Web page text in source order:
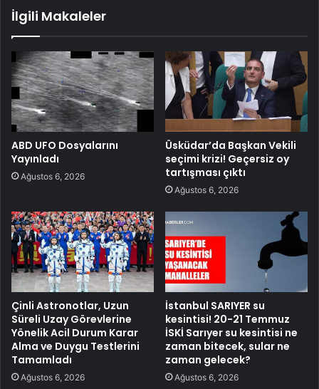
İlgili Makaleler
ABD UFO Dosyalarını
Yayınladı
Ağustos 6, 2026
Üsküdar’da Başkan Vekili
seçimi krizi! Geçersiz oy
tartışması çıktı
Ağustos 6, 2026
Çinli Astronotlar, Uzun
Süreli Uzay Görevlerine
Yönelik Acil Durum Karar
Alma ve Duygu Testlerini
Tamamladı
Ağustos 6, 2026
İstanbul SARIYER su
kesintisi! 20-21 Temmuz
İSKİ Sarıyer su kesintisi ne
zaman bitecek, sular ne
zaman gelecek?
Ağustos 6, 2026